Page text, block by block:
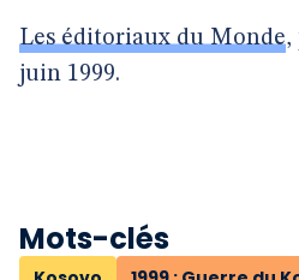
Les éditoriaux du Monde,
juin 1999.
Mots-clés